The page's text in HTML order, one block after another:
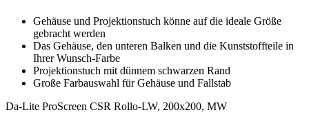
Gehäuse und Projektionstuch könne auf die ideale Größe
gebracht werden
Das Gehäuse, den unteren Balken und die Kunststoffteile in
Ihrer Wunsch-Farbe
Projektionstuch mit dünnem schwarzen Rand
Große Farbauswahl für Gehäuse und Fallstab
Da-Lite ProScreen CSR Rollo-LW, 200x200, MW